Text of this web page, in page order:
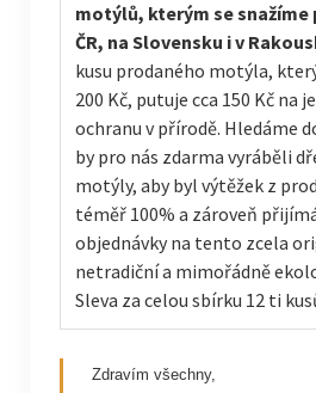
motýlů, kterým se snažíme
ČR, na Slovensku i v
kusu prodaného motýla,
200 Kč, putuje cca 150 Kč na
ochranu v přírodě. Hledáme
by pro nás zdarma vyráběli
motýly, aby byl výtěžek z
téměř 100% a zároveň
objednávky na tento zcela
netradiční a mimořádně
Sleva za celou sbírku 12 ti
Zdravím všechny,